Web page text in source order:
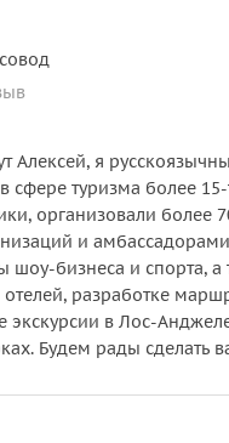
Алексей, я
туризма более
организовали более
и
шоу-бизнеса и спорта,
разработке
экскурсии в Лос-
Будем рады